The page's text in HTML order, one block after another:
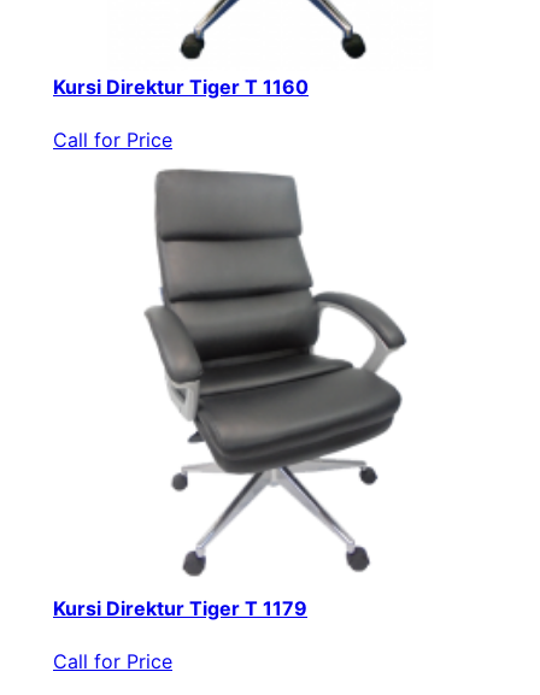
Kursi Direktur Tiger T 1160
Call for Price
Kursi Direktur Tiger T 1179
Call for Price